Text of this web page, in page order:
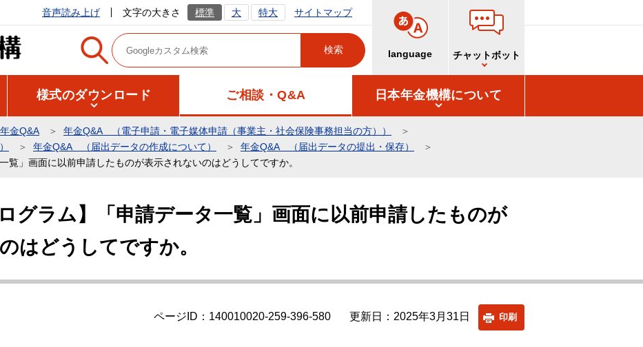
音声読み上げ 文字の大きさ 標準 大 特大 サイトマップ
language チャットボット
様式のダウンロード ご相談・Q&A 日本年金機構について
年金Q&A
年金Q&A （電子申請・電子媒体申請（事業主・社会保険事務担当の方））
年金Q&A （届出データの作成について）
年金Q&A （届出データの提出・保存）
覧」画面に以前申請したものが表示されないのはどうしてですか。
ログラム】「申請データ一覧」画面に以前申請したものが
はどうしてですか。
ページID：140010020-259-396-580 更新日：2025年3月31日 印刷